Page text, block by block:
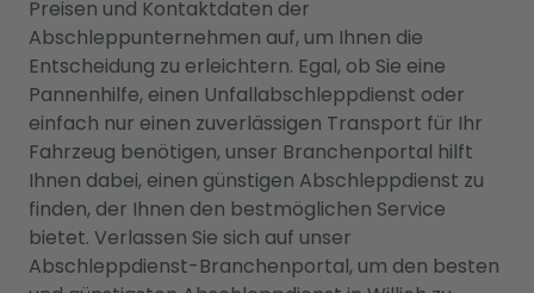
Preisen und Kontaktdaten der
Abschleppunternehmen auf, um Ihnen die
Entscheidung zu erleichtern. Egal, ob Sie eine
Pannenhilfe, einen Unfallabschleppdienst oder
einfach nur einen zuverlässigen Transport für Ihr
Fahrzeug benötigen, unser Branchenportal hilft
Ihnen dabei, einen günstigen Abschleppdienst zu
finden, der Ihnen den bestmöglichen Service
bietet. Verlassen Sie sich auf unser
Abschleppdienst-Branchenportal, um den besten